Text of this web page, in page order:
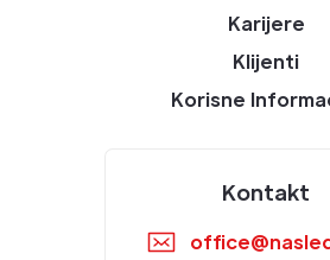
Karijere
Klijenti
Korisne
Kontakt